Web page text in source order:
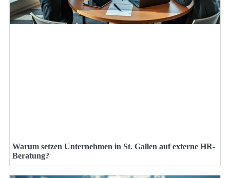
Warum setzen Unternehmen in St. Gallen auf externe HR-
Beratung?